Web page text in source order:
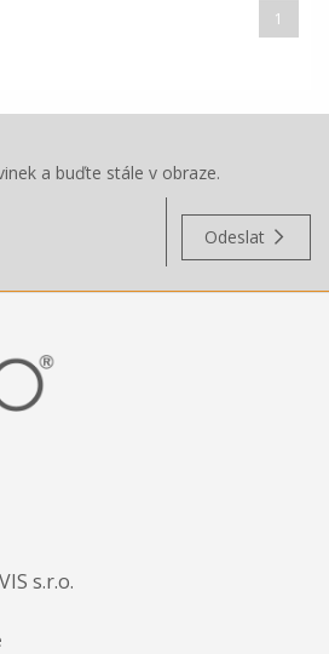
1
a buďte stále v obraze.
Odeslat
s.r.o.